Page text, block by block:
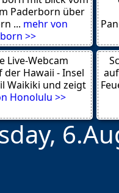
London
Lefktron
Paros
Elafi
Paderborn über
... mehr von
>>
Live-Webcam
Hawaii - Insel
Waikiki und zeigt
Honolulu >>